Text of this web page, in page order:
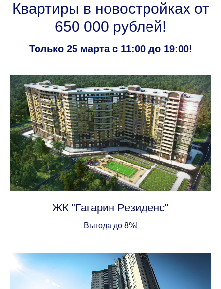
Квартиры в новостройках от
650 000 рублей!
Только 25 марта с 11:00 до 19:00!
ЖК "Гагарин Резиденс"
Выгода до 8%!